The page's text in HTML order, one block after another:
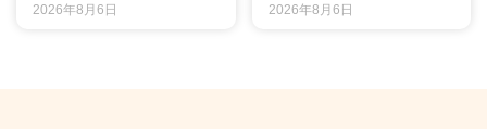
2026年8月6日 2026年8月6日